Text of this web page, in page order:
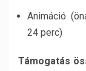
Animáció
24 perc)
Támogatás